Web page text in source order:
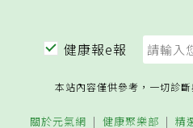
健康報e報
本站內容僅供參考，一切診
關於元氣網 健康聚樂部 精